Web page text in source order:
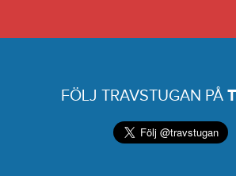
FÖLJ TRAVSTUGAN PÅ